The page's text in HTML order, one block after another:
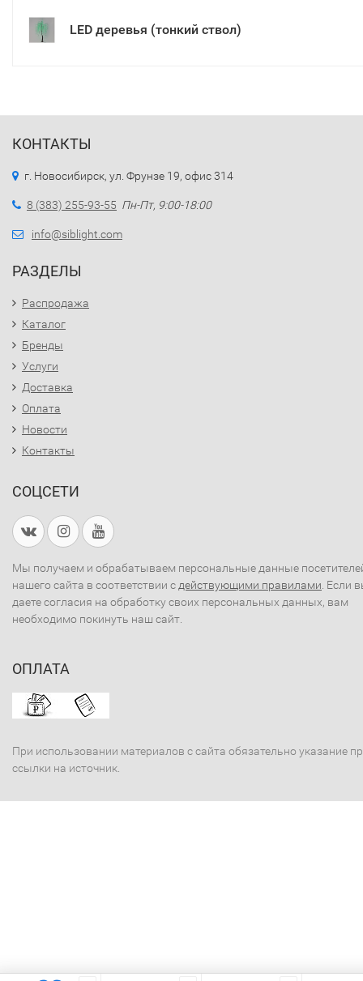
LED деревья (тонкий ствол)
КОНТАКТЫ
г. Новосибирск, ул. Фрунзе 19, офис 314
8 (383) 255-93-55 Пн-Пт, 9:00-18:00
info@siblight.com
РАЗДЕЛЫ
Распродажа
Каталог
Бренды
Услуги
Доставка
Оплата
Новости
Контакты
СОЦСЕТИ
Мы получаем и обрабатываем персональные данные
нашего сайта в соответствии с действующими правилами . Если
даете согласия на обработку своих персональных данных, вам
необходимо покинуть наш сайт.
ОПЛАТА
При использовании материалов с сайта обязательно указание
ссылки на источник.